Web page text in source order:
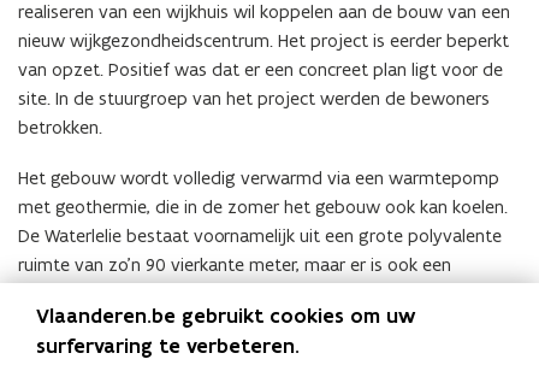
realiseren van een wijkhuis wil koppelen aan de bouw van een
nieuw wijkgezondheidscentrum. Het project is eerder beperkt
van opzet. Positief was dat er een concreet plan ligt voor de
site. In de stuurgroep van het project werden de bewoners
betrokken.
Het gebouw wordt volledig verwarmd via een warmtepomp
met geothermie, die in de zomer het gebouw ook kan koelen.
De Waterlelie bestaat voornamelijk uit een grote polyvalente
ruimte van zo’n 90 vierkante meter, maar er is ook een
keuken. De diverse ruimtes kunnen allemaal apart gebruikt en
afgesloten worden. Tot slot is er een groot overdekt terras
Vlaanderen.be gebruikt cookies om uw
surfervaring te verbeteren.